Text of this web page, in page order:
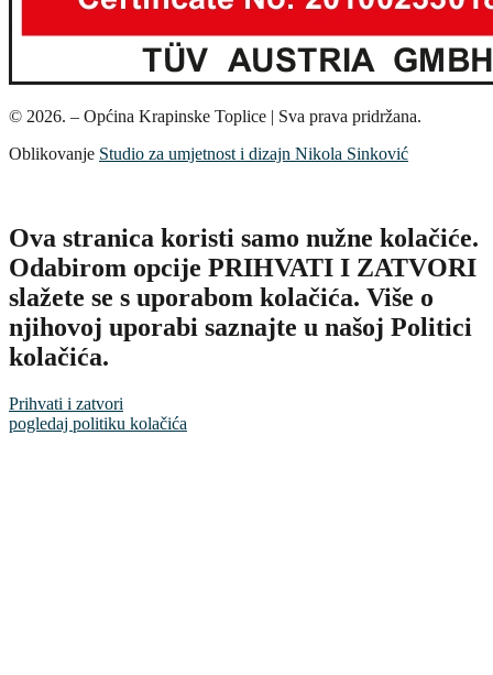
© 2026. – Općina Krapinske Toplice | Sva prava pridržana.
Oblikovanje Studio za umjetnost i dizajn Nikola Sinković
Ova stranica koristi samo nužne kolačiće.
Odabirom opcije PRIHVATI I ZATVORI
slažete se s uporabom kolačića. Više o
njihovoj uporabi saznajte u našoj Politici
kolačića.
Prihvati i zatvori
pogledaj politiku kolačića